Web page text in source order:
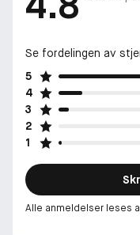
Se fordelingen av
5
4
3
2
1
Alle anmeldelser leses